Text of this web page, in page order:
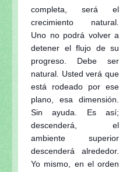
completa, será el
crecimiento natural.
Uno no podrá volver a
detener el flujo de su
progreso. Debe ser
natural. Usted verá que
está rodeado por ese
plano, esa dimensión.
Sin ayuda. Es así;
descenderá, el
ambiente superior
descenderá alrededor.
Yo mismo, en el orden